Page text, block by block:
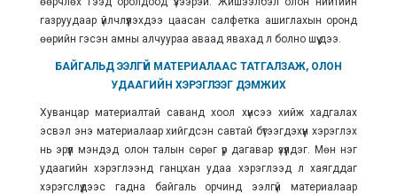
газруудаар үйлчлүүлэхдээ цаасан салфетка ашиглахын оронд
өөрийн гэсэн амны алчуураа аваад явахад л болно шүү дээ.
БАЙГАЛЬД ЭЭЛГҮЙ МАТЕРИАЛААС ТАТГАЛЗАЖ, ОЛОН
УДААГИЙН ХЭРЭГЛЭЭГ ДЭМЖИХ
Хуванцар материалтай саванд хоол хүнсээ хийж хадгалах
эсвэл энэ материалаар хийгдсэн савтай бүтээгдэхүүн хэрэглэх
нь эрүүл мэндэд олон талын сөрөг үр дагавар үзүүлдэг. Мөн нэг
удаагийн хэрэглээнд ганцхан удаа хэрэглээд л хаягддаг
хэрэгслүүдээс гадна байгаль орчинд ээлгүй материалаар